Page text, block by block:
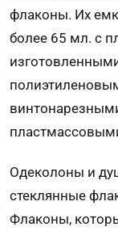
флаконы. Их
более 65 мл. с
Одеколоны и
стеклянные
Флаконы,